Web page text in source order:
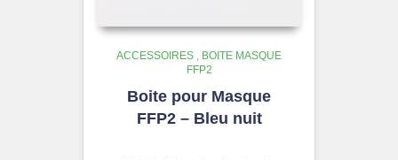
ACCESSOIRES , BOITE MASQUE
FFP2
Boite pour Masque
FFP2 – Bleu nuit